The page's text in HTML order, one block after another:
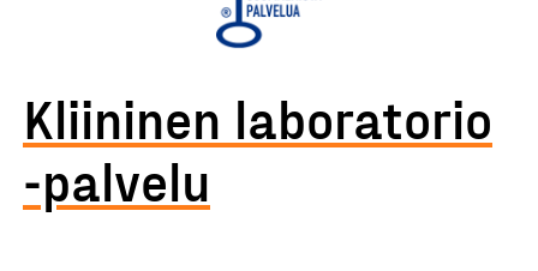
Kliininen laboratorio
-palvelu